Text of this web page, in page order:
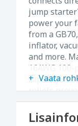
jump
power your
from a
inflator,
and more.
16AWG
capacity of
reliefs
wire
Vaata